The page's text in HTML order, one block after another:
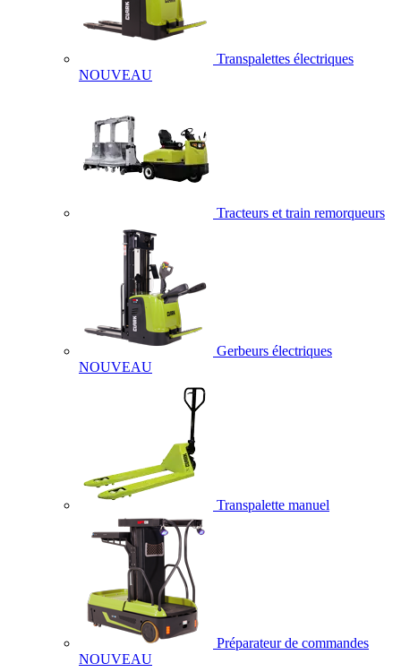
Transpalettes électriques
NOUVEAU
Tracteurs et train remorqueurs
Gerbeurs électriques
NOUVEAU
Transpalette manuel
Préparateur de commandes
NOUVEAU